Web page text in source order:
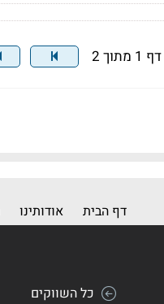
2
דף הבית אודותינו
כל השווקים